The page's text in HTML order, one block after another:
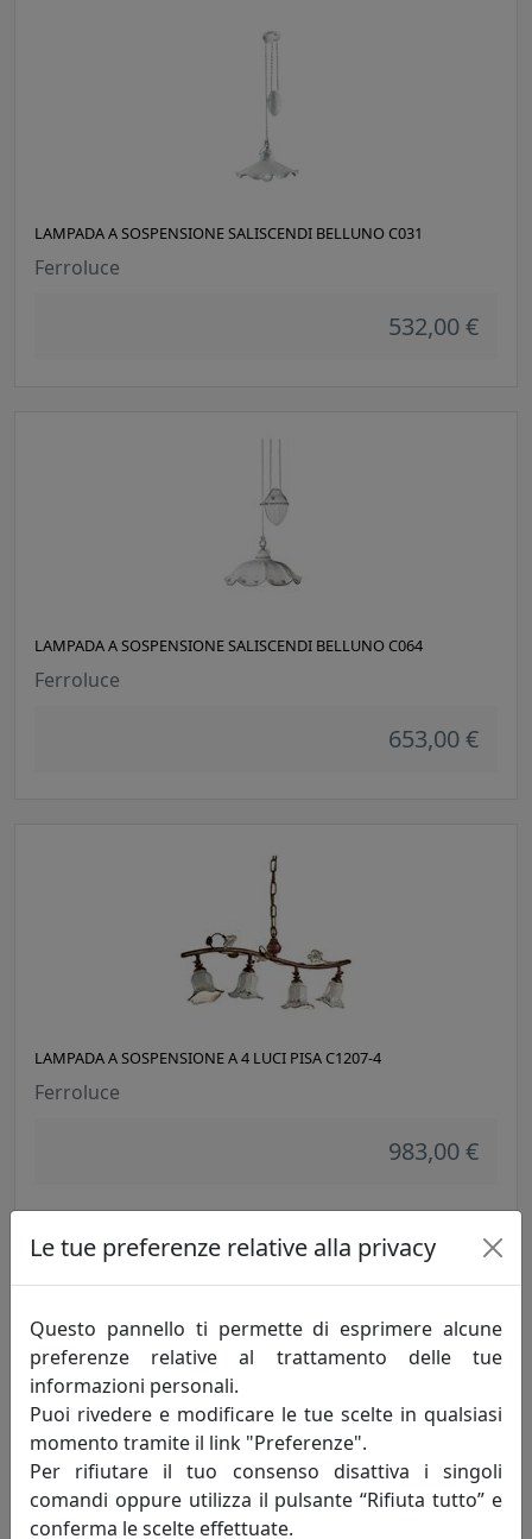
LAMPADA A SOSPENSIONE SALISCENDI BELLUNO C031
Ferroluce
532,00 €
LAMPADA A SOSPENSIONE SALISCENDI BELLUNO C064
Ferroluce
653,00 €
LAMPADA A SOSPENSIONE A 4 LUCI PISA C1207-4
Ferroluce
983,00 €
LAMPADA A SOSPENSIONE PISA C1208
Ferroluce
Le tue preferenze relative alla privacy
Questo pannello ti permette di esprimere alcune
preferenze relative al trattamento delle tue
informazioni personali.
Puoi rivedere e modificare le tue scelte in qualsiasi
momento tramite il link "Preferenze".
Per rifiutare il tuo consenso disattiva i singoli
comandi oppure utilizza il pulsante “Rifiuta tutto” e
conferma le scelte effettuate.